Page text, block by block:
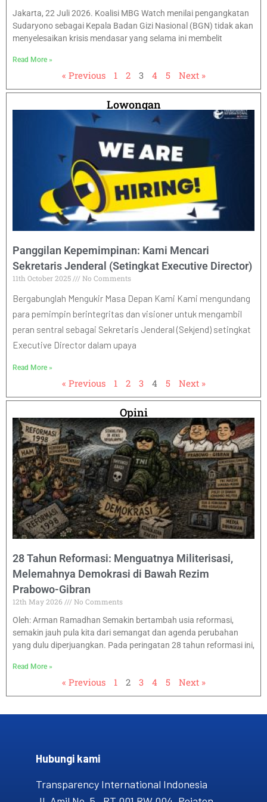
Jakarta, 22 Juli 2026. Koalisi MBG Watch menilai pengangkatan
Sudaryono sebagai Kepala Badan Gizi Nasional (BGN) tidak akan
menyelesaikan krisis mendasar yang selama ini membelit
Read More »
« Previous 1 2 3 4 5 Next »
Lowongan
Panggilan Kepemimpinan: Kami Mencari
Sekretaris Jenderal (Setingkat Executive Director)
11th October 2025 No Comments
Bergabunglah Mengukir Masa Depan Kami Kami mengundang
para pemimpin berintegritas dan visioner untuk mengambil
peran sentral sebagai Sekretaris Jenderal (Sekjend) setingkat
Executive Director dalam upaya
Read More »
« Previous 1 2 3 4 5 Next »
Opini
28 Tahun Reformasi: Menguatnya Militerisasi,
Melemahnya Demokrasi di Bawah Rezim
Prabowo-Gibran
12th May 2026
No Comments
Oleh: Arman Ramadhan Semakin bertambah usia reformasi,
semakin jauh pula kita dari semangat dan agenda perubahan
yang dulu diperjuangkan. Pada peringatan 28 tahun reformasi ini,
Read More »
« Previous 1 2 3 4 5 Next »
Hubungi kami​
Transparency International Indonesia